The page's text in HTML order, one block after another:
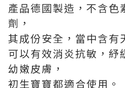
產品德國製造，不含
劑，
其成份安全，當中含有
可以有效消炎抗敏，紓
幼嫩皮膚，
初生寶寶都適合使用。